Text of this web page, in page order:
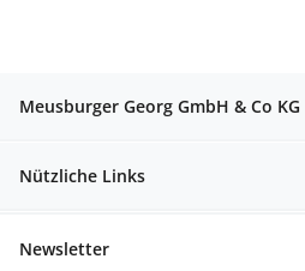
Meusburger Georg GmbH & Co KG
Nützliche Links
Newsletter